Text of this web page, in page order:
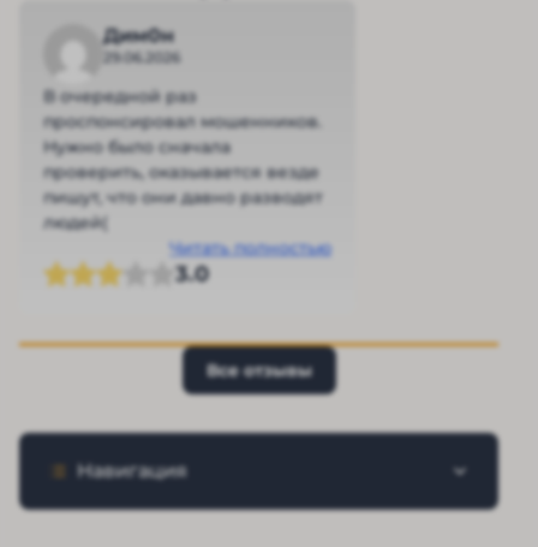
Дим0н
29.06.2026
В очередной раз
проспонсировал мошенников.
Нужно было сначала
проверить, оказывается везде
пишут, что они давно разводят
людей(
Читать полностью
3.0
Все отзывы
Навигация